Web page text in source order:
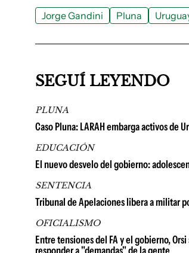
Jorge Gandini Pluna
SEGUÍ LEYENDO
PLUNA
Caso Pluna: LARAH embarga activos de
EDUCACIÓN
El nuevo desvelo del gobierno:
SENTENCIA
Tribunal de Apelaciones libera a militar
OFICIALISMO
Entre tensiones del FA y el gobierno,